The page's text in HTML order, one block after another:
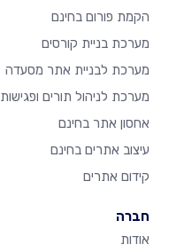
הקמת פורום בחינם
מערכת בניית קורסים
מערכת לבניית אתר מסעדה
מערכת לניהול תורים ופגישות
אחסון אתר בחינם
עיצוב אתרים בחינם
קידום אתרים
חברה
אודות